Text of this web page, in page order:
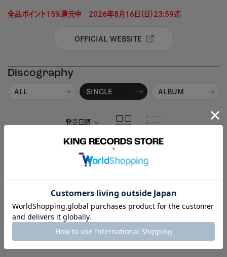
全品ポイント15%還元中　2026年8月16日（日）23:59迄
OFFICIAL WEBSITE
Discography
ALL SINGLE ALBUM
発売日順